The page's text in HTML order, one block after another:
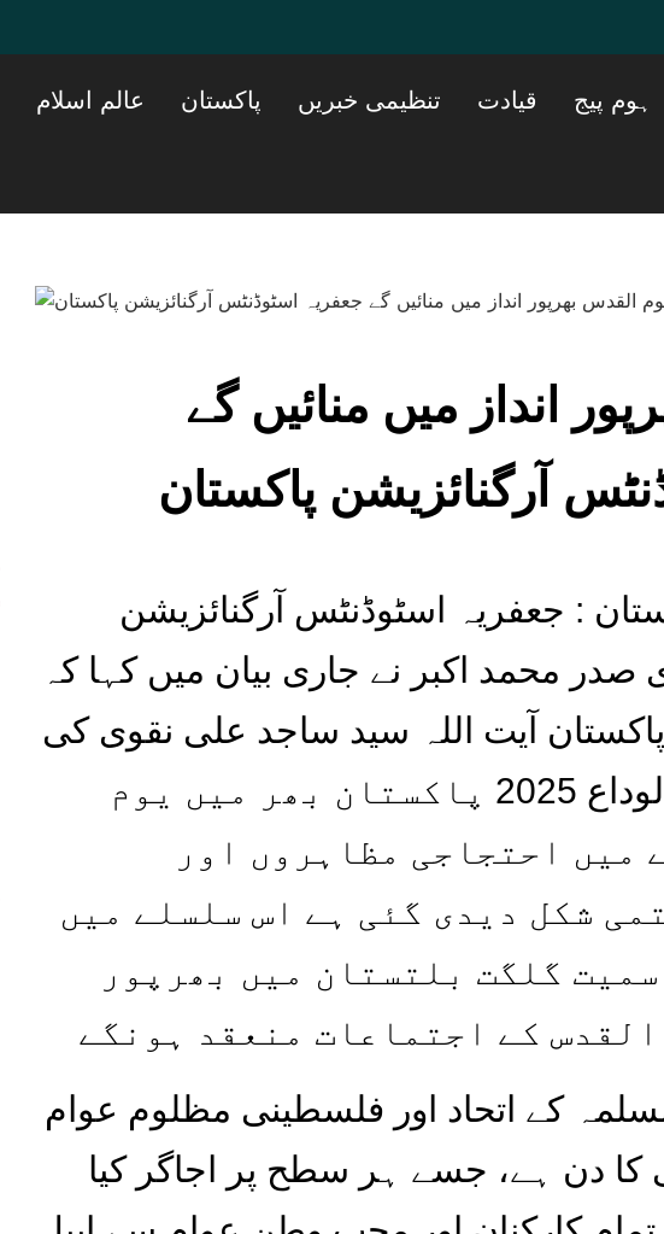
ہوم پیج قیادت تنظیمی خبریں پاکستان عالم اسلام
انداز میں منائیں گے
آرگنائزیشن پاکستان
: جعفریہ اسٹوڈنٹس آرگنائزیشن
صدر محمد اکبر نے جاری بیان میں کہا کہ
آیت اللہ سید ساجد علی نقوی کی
اپیل پر کل جمعۃ الوداع 2025 پاکستان بھر میں یوم
میں احتجاجی مظاہروں اور
شکل دیدی گئی ہے اس سلسلے میں
گلگت بلتستان میں بھرپور
کے اجتماعات منعقد ہونگے
کے اتحاد اور فلسطینی مظلوم عوام
کا دن ہے، جسے ہر سطح پر اجاگر کیا